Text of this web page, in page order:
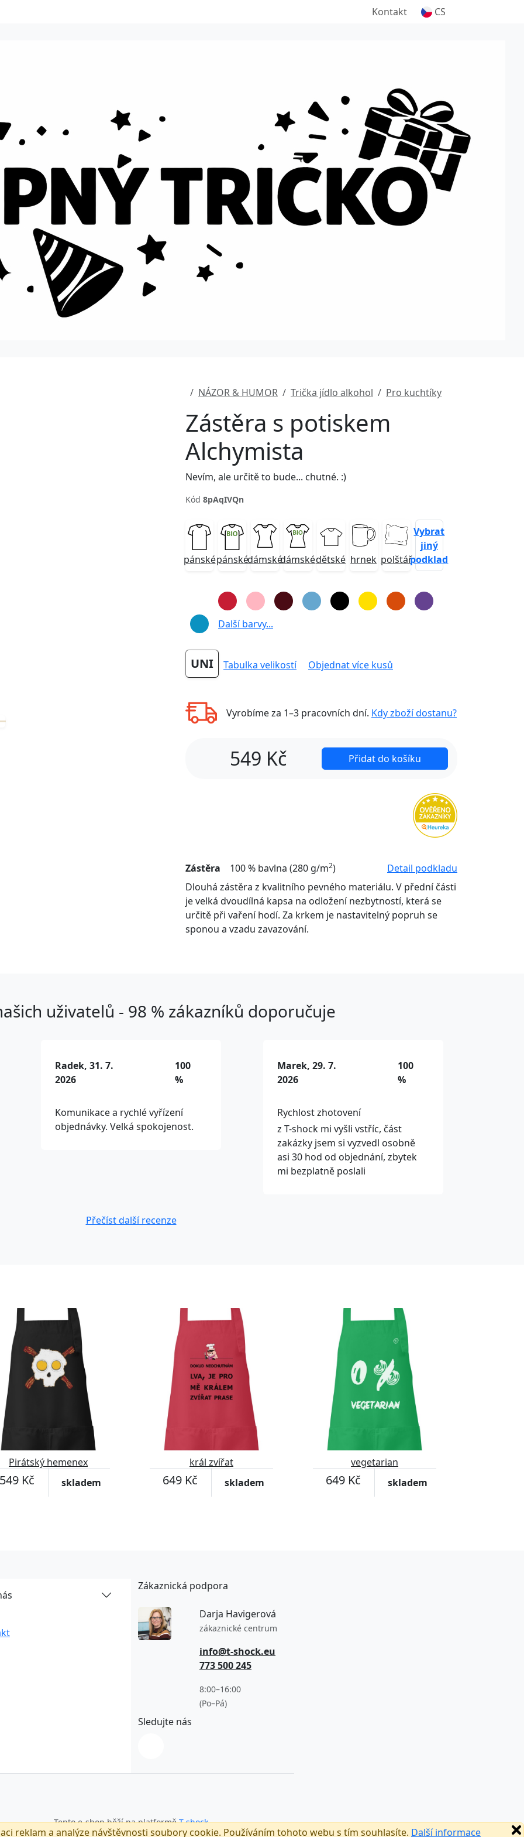
reklam a analýze návštěvnosti soubory cookie. Používáním tohoto webu s tím souhlasíte. Další informace
Kontakt CS
NÁZOR & HUMOR Trička jídlo alkohol Pro kuchtíky
Zástěra s potiskem
Alchymista
Nevím, ale určitě to bude... chutné. :)
Kód 8pAqIVQn
pánsképánskédámskédámskédětské hrnek polštář
Vybrat
jiný
podklad
Další barvy...
UNI Tabulka velikostí Objednat více kusů
Vyrobíme za 1–3 pracovních dní. Kdy zboží dostanu?
549 Kč Přidat do košíku
Zástěra 100 % bavlna (280 g/m2)
Detail podkladu
Dlouhá zástěra z kvalitního pevného materiálu. V přední části
je velká dvoudílná kapsa na odložení nezbytností, která se
určitě při vaření hodí. Za krkem je nastavitelný popruh se
sponou a vzadu zavazování.
uživatelů - 98 % zákazníků doporučuje
Radek, 31. 7.
2026
100
%
Komunikace a rychlé vyřízení
objednávky. Velká spokojenost.
Marek, 29. 7.
2026
100
%
Rychlost zhotovení
z T-shock mi vyšli vstříc, část
zakázky jsem si vyzvedl osobně
asi 30 hod od objednání, zbytek
mi bezplatně poslali
Přečíst další recenze
Pirátský hemenex
549 Kč skladem
král zvířat
649 Kč skladem
vegetarian
649 Kč skladem
Zákaznická podpora
Darja Havigerová
zákaznické centrum
info@t-shock.eu
773 500 245
8:00–16:00
(Po–Pá)
Sledujte nás
Tento e-shop běží na platforměT-shock